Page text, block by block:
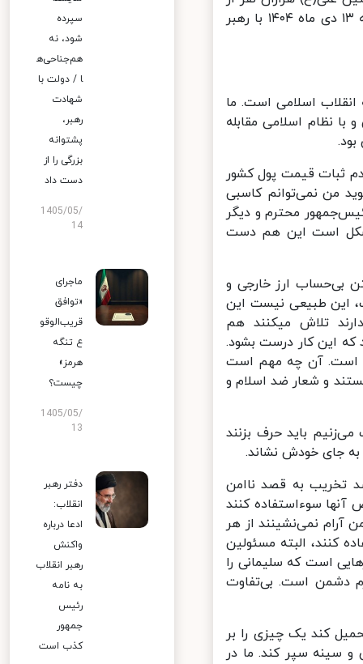
خانواده‌های معظم شهیدان جنگ ۱۲ روزه (شهدای اقتدار)، صبح امروز شنبه ۱۳ دی ماه ۱۴۰۴ با رهبر
اسلامی است. ما
نظام اسلامی مقابله
ثبات قیمت پول کشور
من نمی‌توانم کاسبی
محترم و دیگر
است این هم دست
ارز خارجی و
این طبیعی نیست این
تلاش میکنند هم
این کار درست بشود.
است. آن چه مهم است
و شعار ضد اسلام و
باید حرف بزنند
جای خودش نشاند.
تخریب به قصد ناامن
سوء‌استفاده کنند
نمی‌نشینند از هر
البته مسئولین
است که سلیمانی را
دشمن است. بی‌تفاوت
کند یک چیزی را بر
سینه سپر کند. ما در
سپرده
شود، نه
هم‌جناحی‌ه
ا / دولت با
شهادت
رهبر،
پشتوانه
بزرگی را از
دست داد
1405/05/
14
ماجرای
«توافق
قریب‌الوقو
ع تنگه
هرمز»
چیست؟
1405/05/
13
دفتر رهبر
انقلاب:
ادعا درباره
واکنش
رهبر انقلاب
به نامه
رئیس
جمهور
کذب است